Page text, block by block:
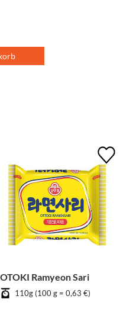
OTOKI Ramyeon Sari
110g (100 g = 0,63 €)